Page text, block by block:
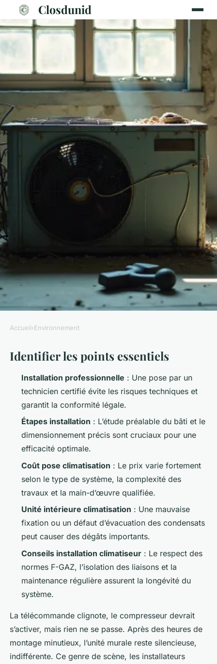
Closdunid
Quels problèmes peuvent
survenir lors de l'installation
de climatisation ?
Joséphine •9 min de lecture
Accueil›Environnement
Identifier les points essentiels
Installation professionnelle : Une pose par un
technicien certifié évite les risques techniques et
garantit la conformité légale.
Étapes installation : L’étude préalable du bâti et le
dimensionnement précis sont cruciaux pour une
efficacité optimale.
Coût pose climatisation : Le prix varie fortement
selon le type de système, la complexité des
travaux et la main-d’œuvre qualifiée.
Unité intérieure climatisation : Une mauvaise
fixation ou un défaut d’évacuation des condensats
peut causer des dégâts importants.
Conseils installation climatiseur : Le respect des
normes F-GAZ, l’isolation des liaisons et la
maintenance régulière assurent la longévité du
système.
La télécommande clignote, le compresseur devrait
s’activer, mais rien ne se passe. Après des heures de
montage minutieux, l’unité murale reste silencieuse,
indifférente. Ce genre de scène, les installateurs